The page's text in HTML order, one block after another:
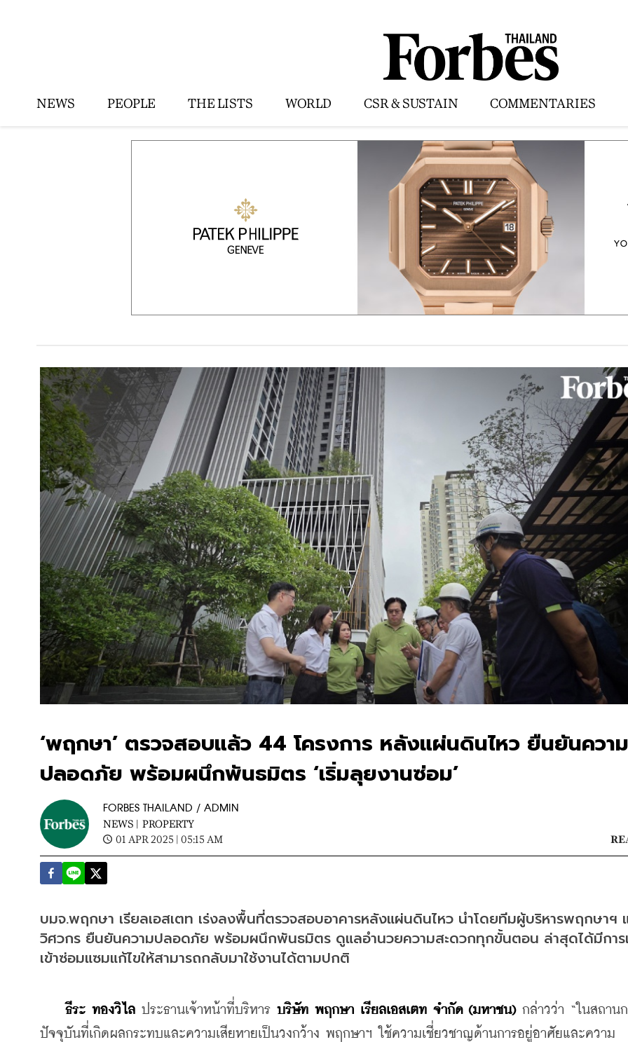
NEWS PEOPLE THE LISTS WORLD CSR & SUSTAIN COMMENTARIES
‘พฤกษา’ ตรวจสอบแล้ว 44 โครงการ หลังแผ่นดินไหว ยืนยันความ
ปลอดภัย พร้อมผนึกพันธมิตร ‘เริ่มลุยงานซ่อม’
FORBES THAILAND / ADMIN
NEWS | PROPERTY
01 APR 2025 | 05:15 AM
บมจ.พฤกษา เรียลเอสเตท เร่งลงพื้นที่ตรวจสอบอาคารหลังแผ่นดินไหว นำโดยทีมผู้บริหารพฤกษาฯ
วิศวกร ยืนยันความปลอดภัย พร้อมผนึกพันธมิตร ดูแลอำนวยความสะดวกทุกขั้นตอน ล่าสุดได้มีการ
เข้าซ่อมแซมแก้ไขให้สามารถกลับมาใช้งานได้ตามปกติ
ธีระ ทองวิไล ประธานเจ้าหน้าที่บริหาร บริษัท พฤกษา เรียลเอสเตท จำกัด (มหาชน) กล่าวว่า “ในสถาน
ปัจจุบันที่เกิดผลกระทบและความเสียหายเป็นวงกว้าง พฤกษาฯ ใช้ความเชี่ยวชาญด้านการอยู่อาศัยและความ